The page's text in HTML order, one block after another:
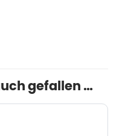
gefallen …